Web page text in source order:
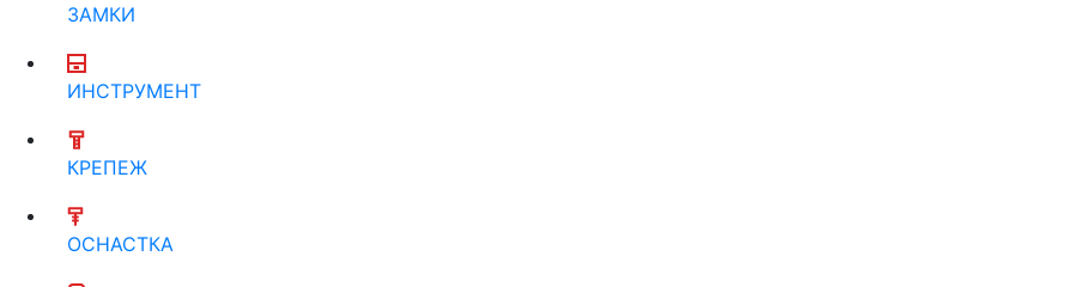
ЗАМКИ
ИНСТРУМЕНТ
КРЕПЕЖ
ОСНАСТКА